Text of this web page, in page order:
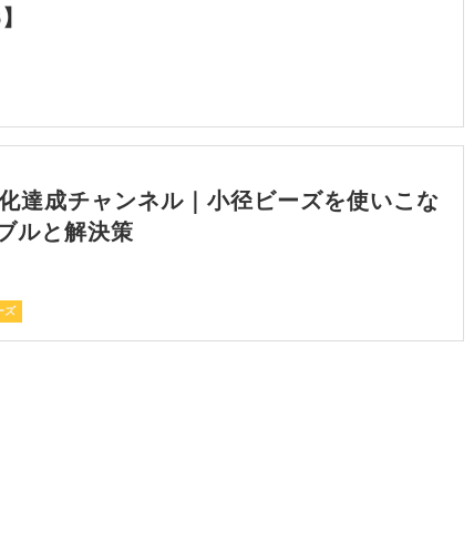
達成チャンネル｜小径ビーズを使いこな
ルと解決策
ズ